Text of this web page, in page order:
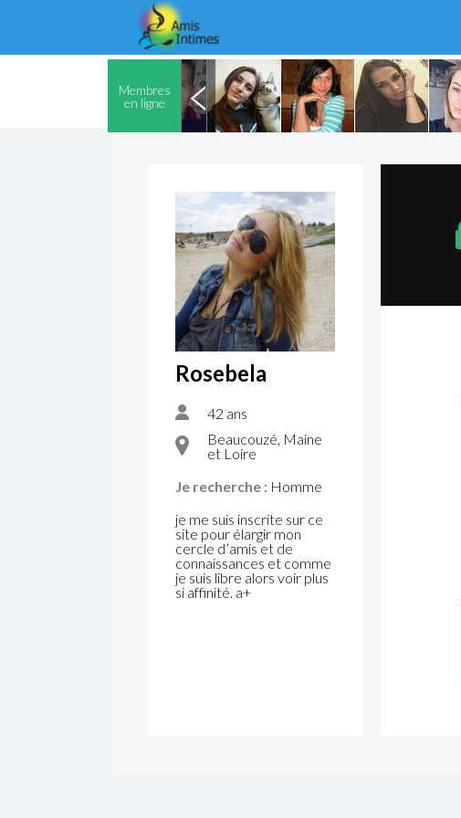
Membres
en ligne
Rosebela
42 ans
Beaucouzé, Maine
et Loire
Je recherche : Homme
je me suis inscrite sur ce
site pour élargir mon
cercle d’amis et de
connaissances et comme
je suis libre alors voir plus
si affinité. a+